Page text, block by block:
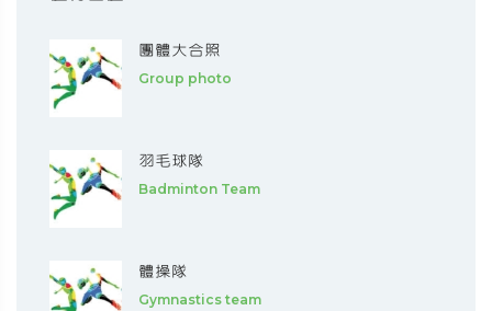
團體大合照
Group photo
羽毛球隊
Badminton Team
體操隊
Gymnastics team